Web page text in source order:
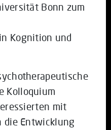
Bonn zum
Kognition und
Kolloquium
mit
die Entwicklung